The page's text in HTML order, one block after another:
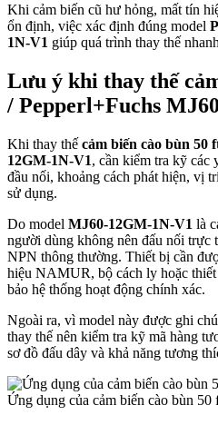
Khi cảm biến cũ hư hỏng, mất tín
ổn định, việc xác định đúng model
1N-V1 giúp quá trình thay thế
Lưu ý khi thay thế
/ Pepperl+Fuchs
Khi thay thế cảm biến cào bùn 50
12GM-1N-V1, cần kiểm tra kỹ các
đầu nối, khoảng cách phát hiện, vị
sử dụng.
Do model MJ60-12GM-1N-V1 là
người dùng không nên đấu nối trực
NPN thông thường. Thiết bị cần
hiệu NAMUR, bộ cách ly hoặc
bảo hệ thống hoạt động chính xác.
Ngoài ra, vì model này được ghi
thay thế nên kiểm tra kỹ mã hàng
sơ đồ đấu dây và khả năng tương
Ứng dụng của cảm biến cào bùn